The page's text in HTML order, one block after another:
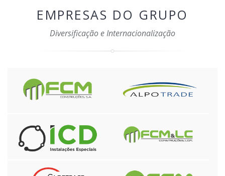
EMPRESAS DO GRUPO
Diversificação e Internacionalização